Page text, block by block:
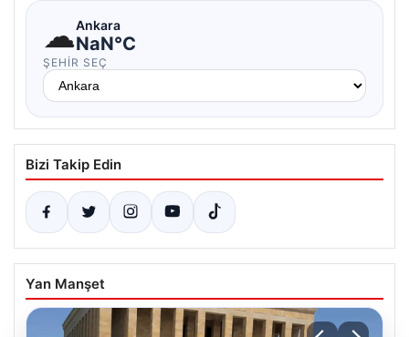
☁Ankara
NaN°C
ŞEHIR SEÇ
Bizi Takip Edin
Yan Manşet